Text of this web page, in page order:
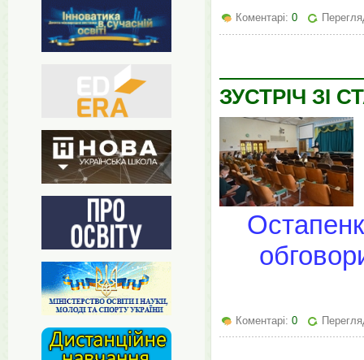
Коментарі: 0
ЗУСТРІЧ ЗІ
Коментарі: 0